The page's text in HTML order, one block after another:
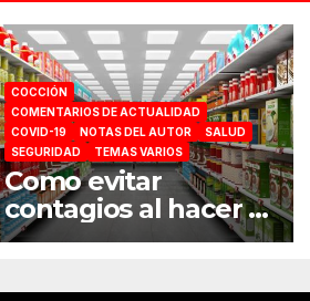
COCCIÓN
COMENTARIOS DE ACTUALIDAD
COVID-19
NOTAS DEL AUTOR
SALUD
SEGURIDAD
TEMAS VARIOS
Como evitar
contagios al hacer la
compra en el